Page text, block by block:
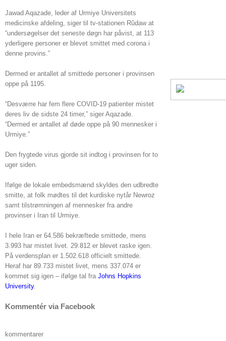
Jawad Aqazade, leder af Urmiye Universitets
medicinske afdeling, siger til tv-stationen Rûdaw at
“undersøgelser det seneste døgn har påvist, at 113
yderligere personer er blevet smittet med corona i
denne provins.”
Dermed er antallet af smittede personer i provinsen
oppe på 1195.
“Desværre har fem flere COVID-19 patienter mistet
deres liv de sidste 24 timer,” siger Aqazade.
“Dermed er antallet af døde oppe på 90 mennesker i
Urmiye.”
Den frygtede virus gjorde sit indtog i provinsen for to
uger siden.
Ifølge de lokale embedsmænd skyldes den udbredte
smitte, at folk mødtes til det kurdiske nytår Newroz
samt tilstrømningen af ​​mennesker fra andre
provinser i Iran til Urmiye.
I hele Iran er 64.586 bekræftede smittede, mens
3.993 har mistet livet. 29.812 er blevet raske igen.
På verdensplan er 1.502.618 officielt smittede.
Heraf har 89.733 mistet livet, mens 337.074 er
kommet sig igen – ifølge tal fra Johns Hopkins
University.
Kommentér via Facebook
kommentarer